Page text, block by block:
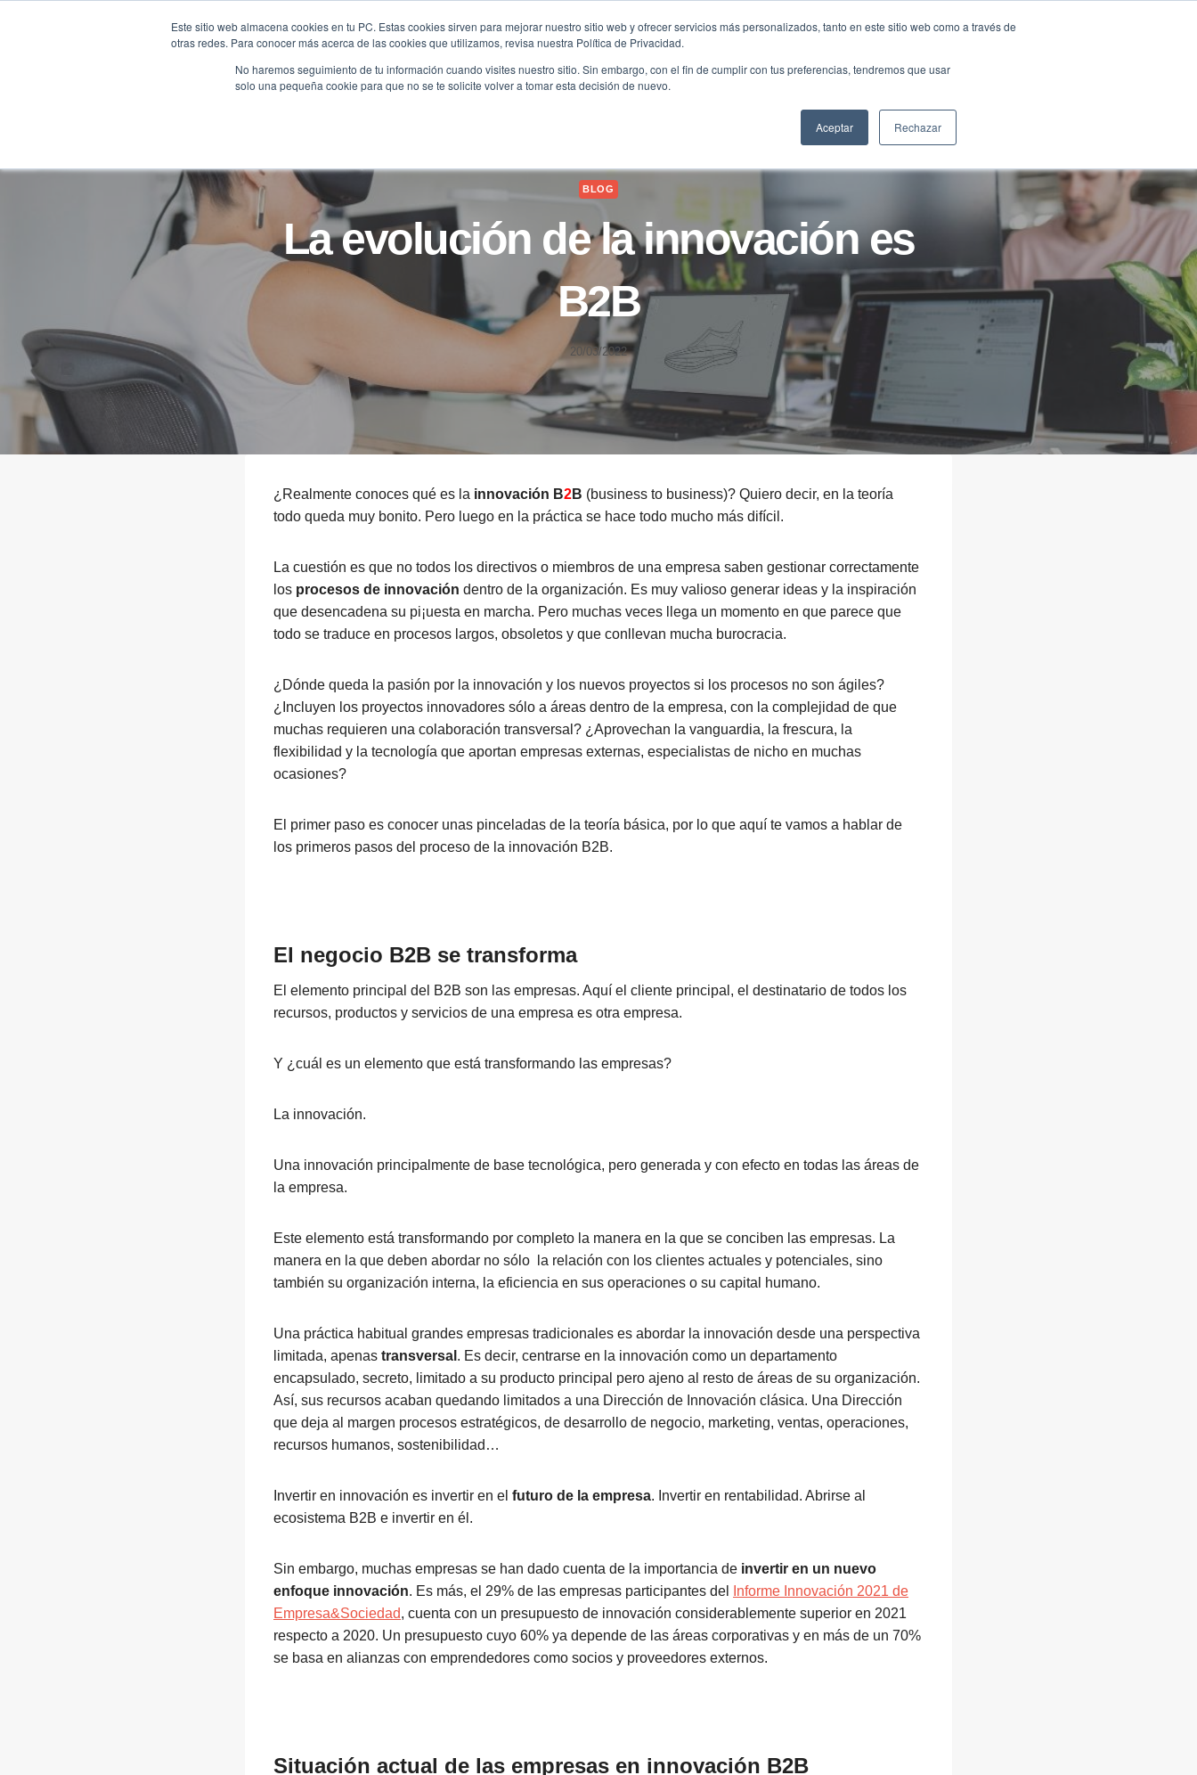
Este sitio web almacena cookies en tu PC. Estas cookies sirven para mejorar nuestro sitio web y ofrecer servicios más personalizados, tanto en este sitio web como a través de
otras redes. Para conocer más acerca de las cookies que utilizamos, revisa nuestra Política de Privacidad.
No haremos seguimiento de tu información cuando visites nuestro sitio. Sin embargo, con el fin de cumplir con tus preferencias, tendremos que usar
solo una pequeña cookie para que no se te solicite volver a tomar esta decisión de nuevo.
Aceptar Rechazar
HOME B2B FILANTROPÍA LONGEVIDAD
BLOG
La evolución de la innovación es
B2B
20/03/2022
¿Realmente conoces qué es la innovación B2B (business to business)? Quiero decir, en la teoría
todo queda muy bonito. Pero luego en la práctica se hace todo mucho más difícil.
La cuestión es que no todos los directivos o miembros de una empresa saben gestionar correctamente
los procesos de innovación dentro de la organización. Es muy valioso generar ideas y la inspiración
que desencadena su pi¡uesta en marcha. Pero muchas veces llega un momento en que parece que
todo se traduce en procesos largos, obsoletos y que conllevan mucha burocracia.
¿Dónde queda la pasión por la innovación y los nuevos proyectos si los procesos no son ágiles?
¿Incluyen los proyectos innovadores sólo a áreas dentro de la empresa, con la complejidad de que
muchas requieren una colaboración transversal? ¿Aprovechan la vanguardia, la frescura, la
flexibilidad y la tecnología que aportan empresas externas, especialistas de nicho en muchas
ocasiones?
El primer paso es conocer unas pinceladas de la teoría básica, por lo que aquí te vamos a hablar de
los primeros pasos del proceso de la innovación B2B.
El negocio B2B se transforma
El elemento principal del B2B son las empresas. Aquí el cliente principal, el destinatario de todos los
recursos, productos y servicios de una empresa es otra empresa.
Y ¿cuál es un elemento que está transformando las empresas?
La innovación.
Una innovación principalmente de base tecnológica, pero generada y con efecto en todas las áreas de
la empresa.
Este elemento está transformando por completo la manera en la que se conciben las empresas. La
manera en la que deben abordar no sólo
la relación con los clientes actuales y potenciales, sino
también su organización interna, la eficiencia en sus operaciones o su capital humano.
Una práctica habitual grandes empresas tradicionales es abordar la innovación desde una perspectiva
limitada, apenas transversal . Es decir, centrarse en la innovación como un departamento
encapsulado, secreto, limitado a su producto principal pero ajeno al resto de áreas de su organización.
Así, sus recursos acaban quedando limitados a una Dirección de Innovación clásica. Una Dirección
que deja al margen procesos estratégicos, de desarrollo de negocio, marketing, ventas, operaciones,
recursos humanos, sostenibilidad…
Invertir en innovación es invertir en el futuro de la empresa. Invertir en rentabilidad. Abrirse al
ecosistema B2B e invertir en él.
Sin embargo, muchas empresas se han dado cuenta de la importancia de invertir en un nuevo
enfoque innovación. Es más, el 29% de las empresas participantes del
Informe Innovación 2021 de
Empresa&Sociedad, cuenta con un presupuesto de innovación considerablemente superior en 2021
respecto a 2020. Un presupuesto cuyo 60% ya depende de las áreas corporativas y en más de un 70%
se basa en alianzas con emprendedores como socios y proveedores externos.
Situación actual de las empresas en innovación B2B